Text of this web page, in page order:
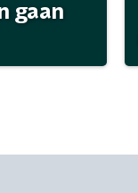
gaan